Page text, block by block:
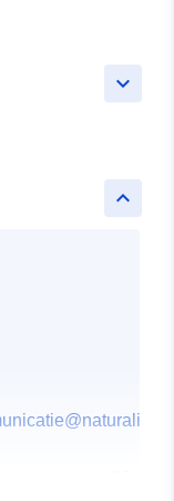
keyboard_arrow_down
keyboard_arrow_up